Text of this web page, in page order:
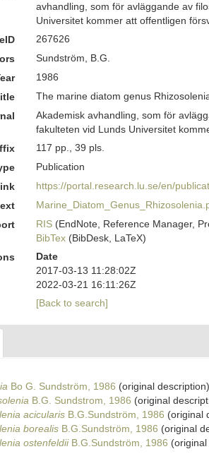
avhandling, som för avläggande av
Universitet kommer att offentligen
267626
Sundström, B.G.
1986
The marine diatom genus
Akademisk avhandling, som för
fakulteten vid Lunds Universitet
117 pp., 39 pls.
Publication
https://portal.research.lu.se/en/
RIS(EndNote, Reference Manager,
BibTex(BibDesk, LaTeX)
Date
2017-03-13 11:28:02Z
2022-03-21 16:11:26Z
[Back to search]
Bo G. Sundström, 1986 (original description)
B.G. Sundstrom, 1986 (original
acicularis B.G.Sundström, 1986 (original
borealis B.G.Sundström, 1986 (original
ostenfeldiiB.G.Sundström, 1986